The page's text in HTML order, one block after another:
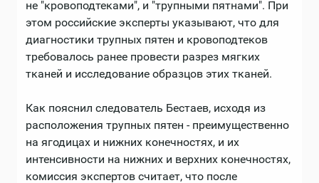
не "кровоподтеками", и "трупными пятнами". При
этом российские эксперты указывают, что для
диагностики трупных пятен и кровоподтеков
требовалось ранее провести разрез мягких
тканей и исследование образцов этих тканей.
Как пояснил следователь Бестаев, исходя из
расположения трупных пятен - преимущественно
на ягодицах и нижних конечностях, и их
интенсивности на нижних и верхних конечностях,
комиссия экспертов считает, что после